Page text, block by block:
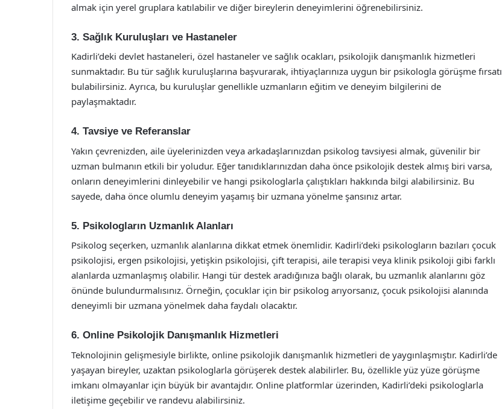
almak için yerel gruplara katılabilir ve diğer bireylerin deneyimlerini öğrenebilirsiniz.
3. Sağlık Kuruluşları ve Hastaneler
Kadirli’deki devlet hastaneleri, özel hastaneler ve sağlık ocakları, psikolojik danışmanlık hizmetleri
sunmaktadır. Bu tür sağlık kuruluşlarına başvurarak, ihtiyaçlarınıza uygun bir psikologla görüşme fırsatı
bulabilirsiniz. Ayrıca, bu kuruluşlar genellikle uzmanların eğitim ve deneyim bilgilerini de
paylaşmaktadır.
4. Tavsiye ve Referanslar
Yakın çevrenizden, aile üyelerinizden veya arkadaşlarınızdan psikolog tavsiyesi almak, güvenilir bir
uzman bulmanın etkili bir yoludur. Eğer tanıdıklarınızdan daha önce psikolojik destek almış biri varsa,
onların deneyimlerini dinleyebilir ve hangi psikologlarla çalıştıkları hakkında bilgi alabilirsiniz. Bu
sayede, daha önce olumlu deneyim yaşamış bir uzmana yönelme şansınız artar.
5. Psikologların Uzmanlık Alanları
Psikolog seçerken, uzmanlık alanlarına dikkat etmek önemlidir. Kadirli’deki psikologların bazıları çocuk
psikolojisi, ergen psikolojisi, yetişkin psikolojisi, çift terapisi, aile terapisi veya klinik psikoloji gibi farklı
alanlarda uzmanlaşmış olabilir. Hangi tür destek aradığınıza bağlı olarak, bu uzmanlık alanlarını göz
önünde bulundurmalısınız. Örneğin, çocuklar için bir psikolog arıyorsanız, çocuk psikolojisi alanında
deneyimli bir uzmana yönelmek daha faydalı olacaktır.
6. Online Psikolojik Danışmanlık Hizmetleri
Teknolojinin gelişmesiyle birlikte, online psikolojik danışmanlık hizmetleri de yaygınlaşmıştır. Kadirli’de
yaşayan bireyler, uzaktan psikologlarla görüşerek destek alabilirler. Bu, özellikle yüz yüze görüşme
imkanı olmayanlar için büyük bir avantajdır. Online platformlar üzerinden, Kadirli’deki psikologlarla
iletişime geçebilir ve randevu alabilirsiniz.